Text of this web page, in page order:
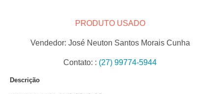
PRODUTO USADO
Vendedor: José Neuton Santos Morais Cunha
Contato: : (27) 99774-5944
Descrição